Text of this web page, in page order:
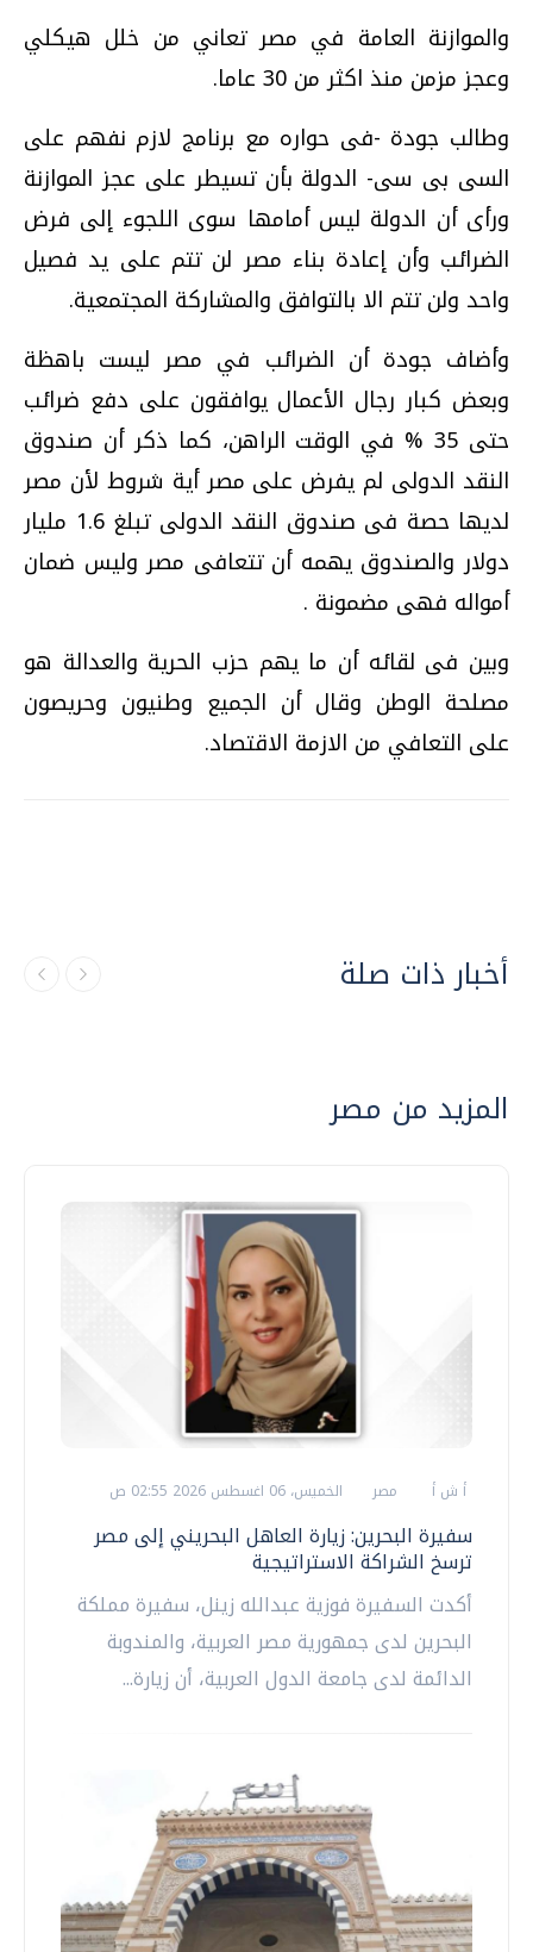
والموازنة العامة في مصر تعاني من خلل هيكلي
وعجز مزمن منذ اكثر من 30 عاما.
وطالب جودة -فى حواره مع برنامج لازم نفهم على
السى بى سى- الدولة بأن تسيطر على عجز الموازنة
ورأى أن الدولة ليس أمامها سوى اللجوء إلى فرض
الضرائب وأن إعادة بناء مصر لن تتم على يد فصيل
واحد ولن تتم الا بالتوافق والمشاركة المجتمعية.
وأضاف جودة أن الضرائب في مصر ليست باهظة
وبعض كبار رجال الأعمال يوافقون على دفع ضرائب
حتى 35 % في الوقت الراهن، كما ذكر أن صندوق
النقد الدولى لم يفرض على مصر أية شروط لأن مصر
لديها حصة فى صندوق النقد الدولى تبلغ 1.6 مليار
دولار والصندوق يهمه أن تتعافى مصر وليس ضمان
أمواله فهى مضمونة .
وبين فى لقائه أن ما يهم حزب الحرية والعدالة هو
مصلحة الوطن وقال أن الجميع وطنيون وحريصون
على التعافي من الازمة الاقتصاد.
أخبار ذات صلة
المزيد من مصر
أ ش أ مصر الخميس، 06 اغسطس 2026 02:55 ص
سفيرة البحرين: زيارة العاهل البحريني إلى مصر
ترسخ الشراكة الاستراتيجية
أكدت السفيرة فوزية عبدالله زينل، سفيرة مملكة
البحرين لدى جمهورية مصر العربية، والمندوبة
الدائمة لدى جامعة الدول العربية، أن زيارة...